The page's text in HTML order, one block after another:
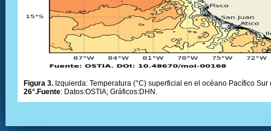
Figura 3. Izquierda: Temperatura (°C) superficial en el océano Pacífico
26°.Fuente: Datos:OSTIA; Gráficos:DHN.